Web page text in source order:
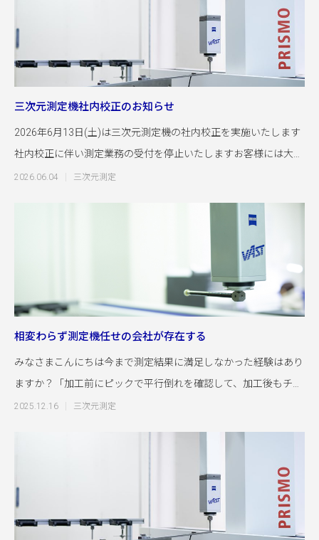
三次元測定機社内校正のお知らせ
2026年6月13日(土)は三次元測定機の社内校正を実施いたします
社内校正に伴い測定業務の受付を停止いたしますお客様には大変
ご迷惑を
2026.06.04 三次元測定
相変わらず測定機任せの会社が存在する
みなさまこんにちは今まで測定結果に満足しなかった経験はあり
ますか？「加工前にピックで平行倒れを確認して、加工後もチェ
ックしたのにそん
2025.12.16 三次元測定